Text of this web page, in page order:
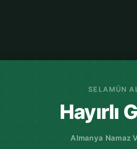
SELAMÜN
Hayırlı
Almanya Namaz